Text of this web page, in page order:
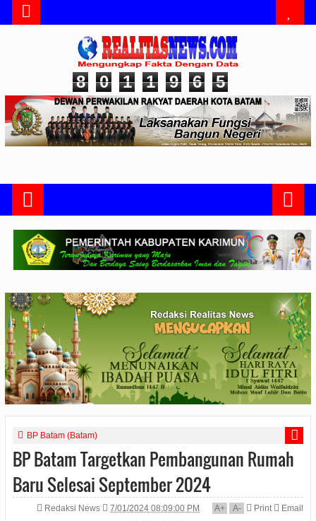
8 0 1 1 9 6 5
BP Batam (Batam)
BP Batam Targetkan Pembangunan Rumah
Baru Selesai September 2024
Redaksi News 7/01/2024 08:09:00 PM A+ A- Print
Email